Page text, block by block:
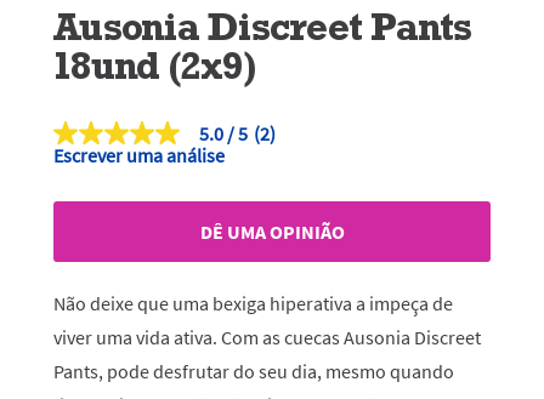
Ausonia Discreet Pants
18und (2x9)
5.0
de
estrelas,
de
Read
2
Reviews.
para
5.0
(2)
Escrever uma análise
DÊ UMA OPINIÃO
Não deixe que uma bexiga hiperativa a impeça de
viver uma vida ativa. Com as cuecas Ausonia Discreet
Pants, pode desfrutar do seu dia, mesmo quando